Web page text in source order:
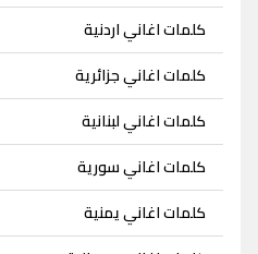
كلمات اغاني اردنية
كلمات اغاني جزائرية
كلمات اغاني لبنانية
كلمات اغاني سورية
كلمات اغاني يمنية